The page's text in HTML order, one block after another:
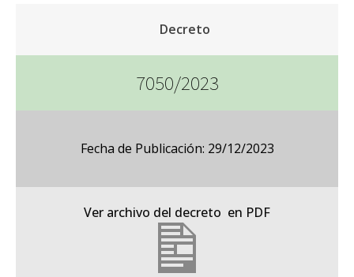
Decreto
7050/2023
Fecha de Publicación: 29/12/2023
Ver archivo del decreto en PDF